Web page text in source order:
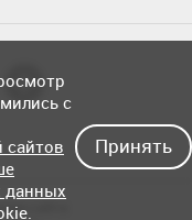
сайта
с
сайтов
данных
Принять